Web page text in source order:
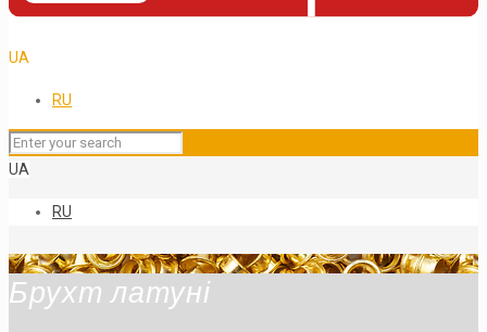
UA
RU
UA
RU
Брухт латуні